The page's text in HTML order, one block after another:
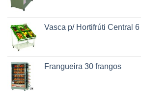
Vasca p/ Hortifrúti Central 6
Frangueira 30 frangos